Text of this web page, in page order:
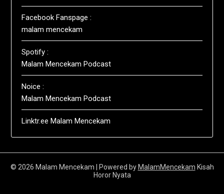
Facebook Fanspage :
malam mencekam
Spotify :
Malam Mencekam Podcast
Noice :
Malam Mencekam Podcast
Linktr.ee Malam Mencekam
© 2026 Malam Mencekam | Powered by MalamMencekam Kisah
Horor Nyata